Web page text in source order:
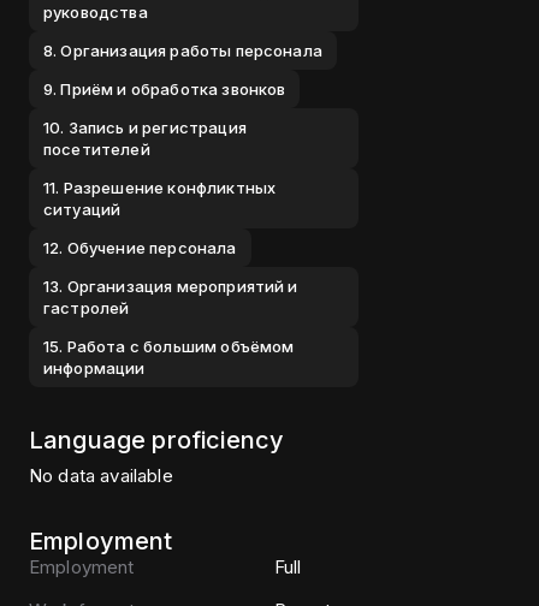
руководства
8. Организация работы персонала
9. Приём и обработка звонков
10. Запись и регистрация
посетителей
11. Разрешение конфликтных
ситуаций
12. Обучение персонала
13. Организация мероприятий и
гастролей
15. Работа с большим объёмом
информации
Language proficiency
No data available
Employment
Employment
Full